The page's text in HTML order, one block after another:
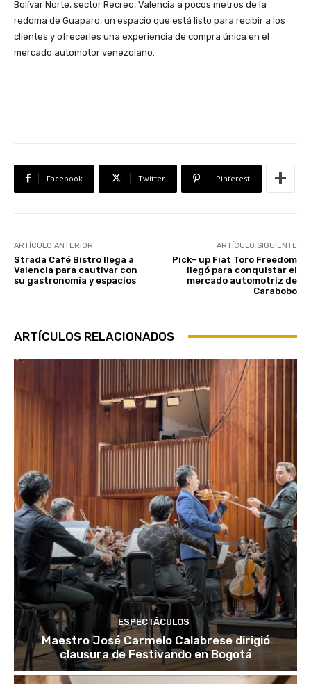
Bolívar Norte, sector Recreo, Valencia a pocos metros de la
redoma de Guaparo, un espacio que está listo para recibir a los
clientes y ofrecerles una experiencia de compra única en el
mercado automotor venezolano.
Facebook Twitter Pinterest
ARTÍCULO ANTERIOR
Strada Café Bistro llega a
Valencia para cautivar con
su gastronomía y espacios
ARTÍCULO SIGUIENTE
Pick- up Fiat Toro Freedom
llegó para conquistar el
mercado automotriz de
Carabobo
ARTÍCULOS RELACIONADOS
ESPECTÁCULOS
Maestro José Carmelo Calabrese dirigió
clausura de Festivando en Bogotá